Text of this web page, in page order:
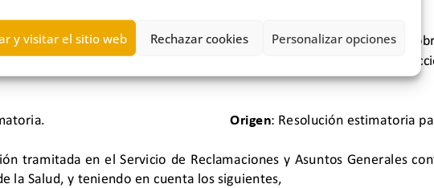
y visitar el sitio web Rechazar cookies Personalizar opciones